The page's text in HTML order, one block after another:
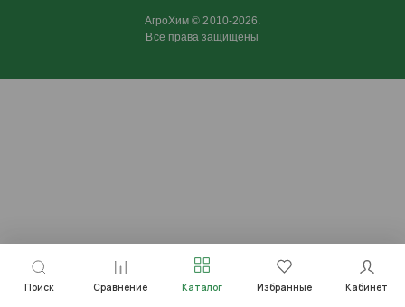
Поиск Сравнение Каталог Избранные Кабинет
АгроХим © 2010-2026.
Все права защищены